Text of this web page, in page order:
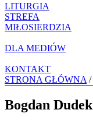
LITURGIA
STREFA
MIŁOSIERDZIA
DLA MEDIÓW
KONTAKT
STRONA GŁÓWNA /
Bogdan Dudek